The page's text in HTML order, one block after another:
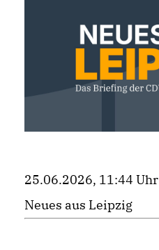
25.06.2026, 11:44 Uhr
Neues aus Leipzig